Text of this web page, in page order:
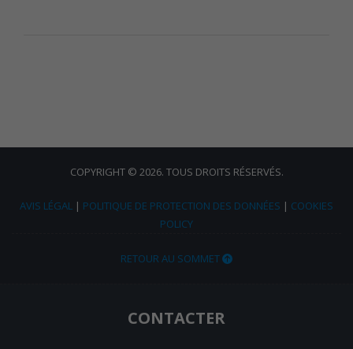
COPYRIGHT © 2026. TOUS DROITS RÉSERVÉS.
AVIS LÉGAL | POLITIQUE DE PROTECTION DES DONNÉES | COOKIES
POLICY
RETOUR AU SOMMET
CONTACTER